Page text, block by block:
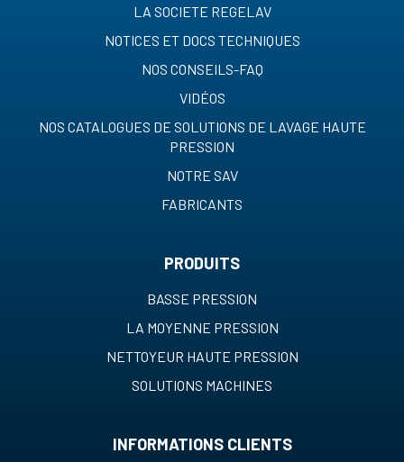
LA SOCIETE REGELAV
NOTICES ET DOCS TECHNIQUES
NOS CONSEILS-FAQ
VIDÉOS
NOS CATALOGUES DE SOLUTIONS DE LAVAGE HAUTE
PRESSION
NOTRE SAV
FABRICANTS
PRODUITS
BASSE PRESSION
LA MOYENNE PRESSION
NETTOYEUR HAUTE PRESSION
SOLUTIONS MACHINES
INFORMATIONS CLIENTS